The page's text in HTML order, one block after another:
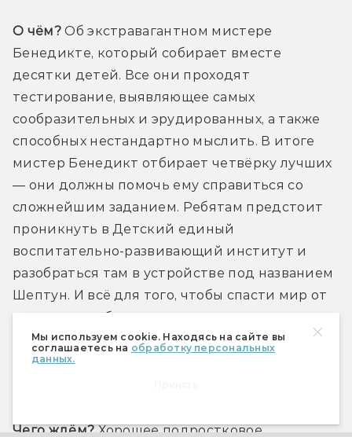
Мы используем cookie. Находясь на сайте вы
соглашаетесь на обработку персональных
данных.
О чём? Об экстравагантном мистере
Бенедикте, который собирает вместе
десятки детей. Все они проходят
тестирование, выявляющее самых
сообразительных и эрудированных, а также
способных нестандартно мыслить. В итоге
мистер Бенедикт отбирает четвёрку лучших
— они должны помочь ему справиться со
сложнейшим заданием. Ребятам предстоит
проникнуть в Детский единый
воспитательно-развивающий институт и
разобраться там в устройстве под названием
Шептун. И всё для того, чтобы спасти мир от
гениального безумца.
Чего ждём? Хорошее подростковое